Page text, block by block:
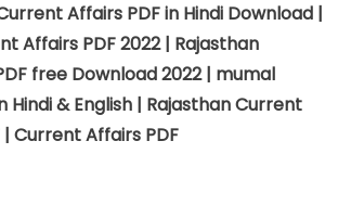
Affairs PDF in Hindi Download |
Affairs PDF 2022 | Rajasthan
free Download 2022 | mumal
Hindi & English | Rajasthan Current
| Current Affairs PDF